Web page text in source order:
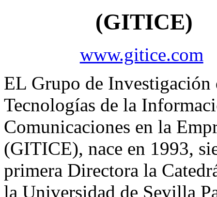
(GITICE)
www.gitice.com
EL Grupo de Investigación
Tecnologías de la
Comunicaciones en la
(GITICE), nace en 1993,
primera Directora la
la Universidad de Sevilla